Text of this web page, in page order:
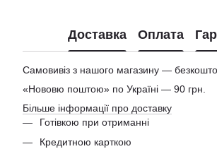
Доставка Оплата
Самовивіз з нашого магазину —
«Нововю поштою» по Україні — 90 грн.
Більше інформації про доставку
Готівкою при отриманні
Кредитною карткою